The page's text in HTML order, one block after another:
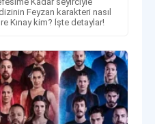
Feyzan karakteri nasıl
Kınay kim? İşte detaylar!